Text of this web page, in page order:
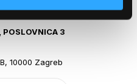
POSLOVNICA 3
10000 Zagreb